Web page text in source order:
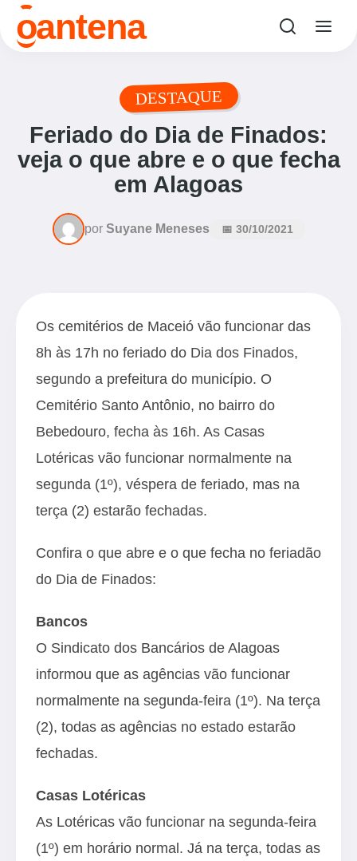
oantena
DESTAQUE
Feriado do Dia de Finados:
veja o que abre e o que fecha
em Alagoas
por Suyane Meneses 📅 30/10/2021
Os cemitérios de Maceió vão funcionar das
8h às 17h no feriado do Dia dos Finados,
segundo a prefeitura do município. O
Cemitério Santo Antônio, no bairro do
Bebedouro, fecha às 16h. As Casas
Lotéricas vão funcionar normalmente na
segunda (1º), véspera de feriado, mas na
terça (2) estarão fechadas.
Confira o que abre e o que fecha no feriadão
do Dia de Finados:
Bancos
O Sindicato dos Bancários de Alagoas
informou que as agências vão funcionar
normalmente na segunda-feira (1º). Na terça
(2), todas as agências no estado estarão
fechadas.
Casas Lotéricas
As Lotéricas vão funcionar na segunda-feira
(1º) em horário normal. Já na terça, todas as